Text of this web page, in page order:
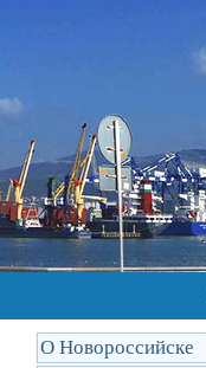
О Новороссийске